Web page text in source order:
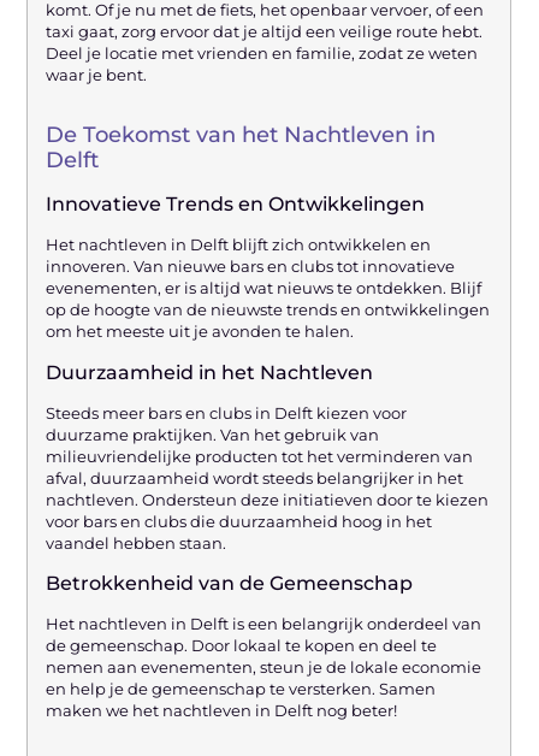
komt. Of je nu met de fiets, het openbaar vervoer, of een
taxi gaat, zorg ervoor dat je altijd een veilige route hebt.
Deel je locatie met vrienden en familie, zodat ze weten
waar je bent.
De Toekomst van het Nachtleven in
Delft
Innovatieve Trends en Ontwikkelingen
Het nachtleven in Delft blijft zich ontwikkelen en
innoveren. Van nieuwe bars en clubs tot innovatieve
evenementen, er is altijd wat nieuws te ontdekken. Blijf
op de hoogte van de nieuwste trends en ontwikkelingen
om het meeste uit je avonden te halen.
Duurzaamheid in het Nachtleven
Steeds meer bars en clubs in Delft kiezen voor
duurzame praktijken. Van het gebruik van
milieuvriendelijke producten tot het verminderen van
afval, duurzaamheid wordt steeds belangrijker in het
nachtleven. Ondersteun deze initiatieven door te kiezen
voor bars en clubs die duurzaamheid hoog in het
vaandel hebben staan.
Betrokkenheid van de Gemeenschap
Het nachtleven in Delft is een belangrijk onderdeel van
de gemeenschap. Door lokaal te kopen en deel te
nemen aan evenementen, steun je de lokale economie
en help je de gemeenschap te versterken. Samen
maken we het nachtleven in Delft nog beter!